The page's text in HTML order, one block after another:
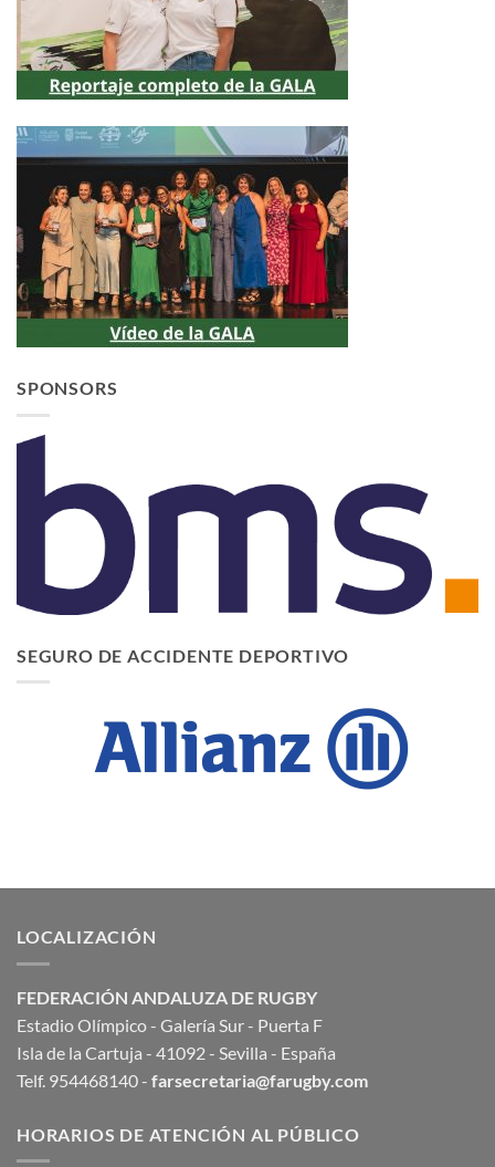
SPONSORS
SEGURO DE ACCIDENTE DEPORTIVO
LOCALIZACIÓN
FEDERACIÓN ANDALUZA DE RUGBY
Estadio Olímpico - Galería Sur - Puerta F
Isla de la Cartuja - 41092 - Sevilla - España
Telf. 954468140 - farsecretaria@farugby.com
HORARIOS DE ATENCIÓN AL PÚBLICO